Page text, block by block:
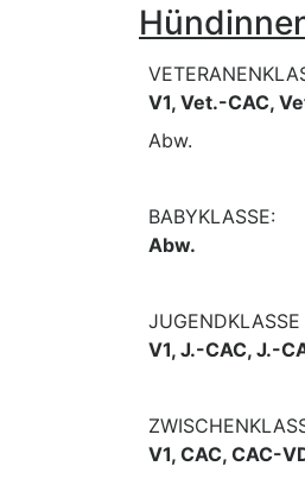
V1, Vet.-CAC,
Abw.
BABYKLASSE:
Abw.
JUGENDKLASSE
V1, J.-CAC, J.-
V1, CAC, CAC-